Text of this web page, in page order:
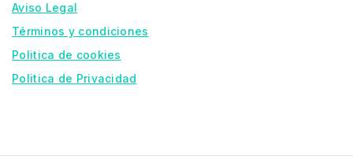
Aviso Legal
Términos y condiciones
Politica de cookies
Politica de Privacidad